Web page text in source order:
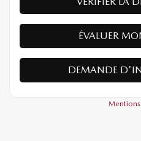
ÉVALUER
DEMANDE